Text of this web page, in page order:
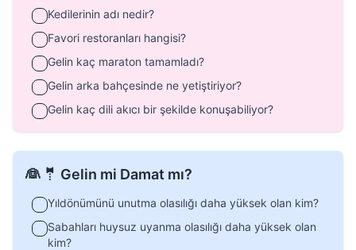
Kedilerinin adı nedir?
Favori restoranları hangisi?
Gelin kaç maraton tamamladı?
Gelin arka bahçesinde ne yetiştiriyor?
Gelin kaç dili akıcı bir şekilde konuşabiliyor?
👰 🤵 Gelin mi Damat mı?
Yıldönümünü unutma olasılığı daha yüksek olan kim?
Sabahları huysuz uyanma olasılığı daha yüksek olan
kim?